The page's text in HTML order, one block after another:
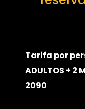
Tarifa por
ADULTOS + 2
2090